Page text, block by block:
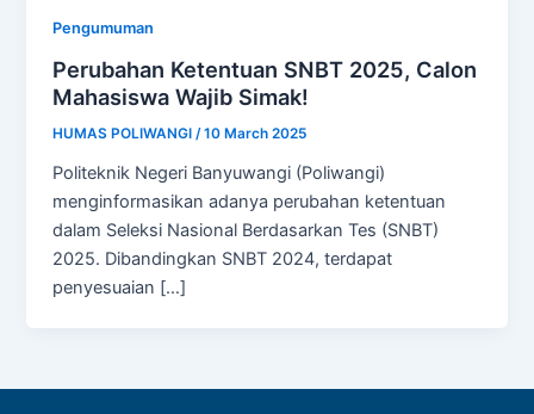
Pengumuman
Perubahan Ketentuan SNBT 2025, Calon
Mahasiswa Wajib Simak!
HUMAS POLIWANGI/10 March 2025
Politeknik Negeri Banyuwangi (Poliwangi)
menginformasikan adanya perubahan ketentuan
dalam Seleksi Nasional Berdasarkan Tes (SNBT)
2025. Dibandingkan SNBT 2024, terdapat
penyesuaian […]